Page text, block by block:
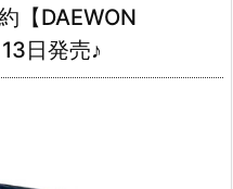
【DAEWON
日発売♪